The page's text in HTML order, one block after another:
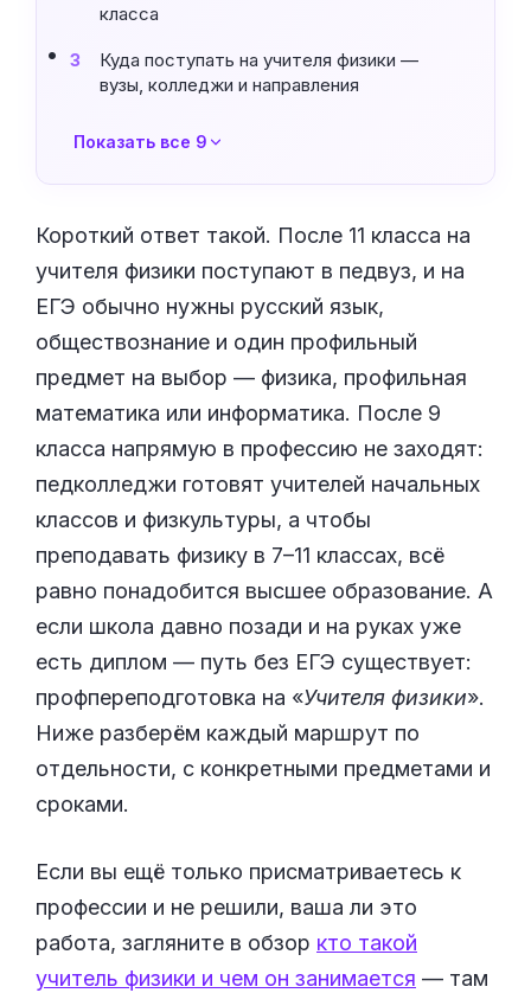
класса
3
Куда поступать на учителя физики —
вузы, колледжи и направления
Показать все 9
Короткий ответ такой. После 11 класса на
учителя физики поступают в педвуз, и на
ЕГЭ обычно нужны русский язык,
обществознание и один профильный
предмет на выбор — физика, профильная
математика или информатика. После 9
класса напрямую в профессию не заходят:
педколледжи готовят учителей начальных
классов и физкультуры, а чтобы
преподавать физику в 7–11 классах, всё
равно понадобится высшее образование. А
если школа давно позади и на руках уже
есть диплом — путь без ЕГЭ существует:
профпереподготовка на «Учителя физики».
Ниже разберём каждый маршрут по
отдельности, с конкретными предметами и
сроками.
Если вы ещё только присматриваетесь к
профессии и не решили, ваша ли это
работа, загляните в обзор кто такой
учитель физики и чем он занимается — там